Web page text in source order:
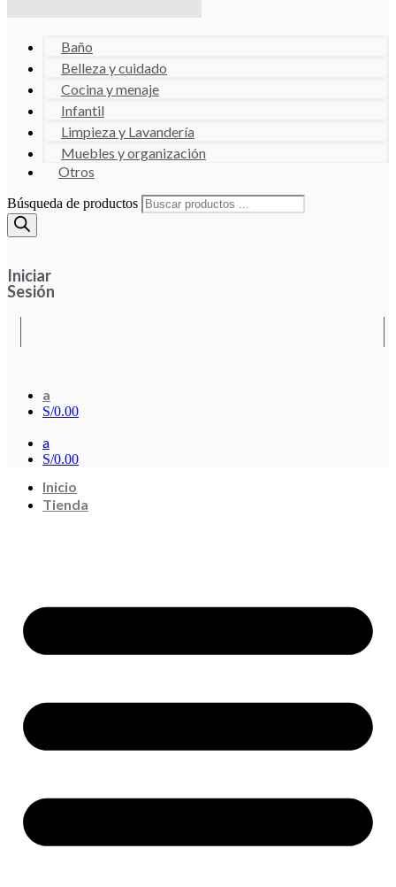
Baño
Belleza y cuidado
Cocina y menaje
Infantil
Limpieza y Lavandería
Muebles y organización
Otros
Búsqueda de productos
Iniciar
Sesión
a
S/0.00
a
S/0.00
Inicio
Tienda